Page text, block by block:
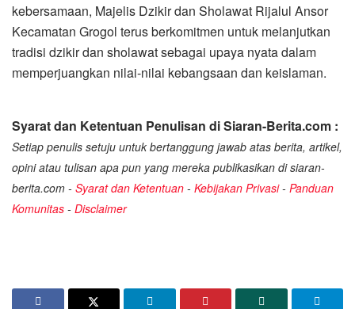
kebersamaan, Majelis Dzikir dan Sholawat Rijalul Ansor
Kecamatan Grogol terus berkomitmen untuk melanjutkan
tradisi dzikir dan sholawat sebagai upaya nyata dalam
memperjuangkan nilai-nilai kebangsaan dan keislaman.
Syarat dan Ketentuan Penulisan di Siaran-Berita.com :
Setiap penulis setuju untuk bertanggung jawab atas berita, artikel,
opini atau tulisan apa pun yang mereka publikasikan di siaran-
berita.com - Syarat dan Ketentuan - Kebijakan Privasi- Panduan
Komunitas - Disclaimer